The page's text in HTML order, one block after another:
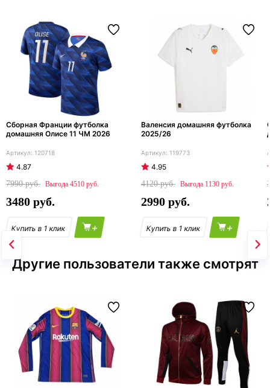
Сборная Франции футболка
домашняя Олисе 11 ЧМ 2026
120718
4.87
7990
4510
3480
+
Валенсия домашняя футболка
2025/26
119773
4.95
4120
1130
2990
+
Другие пользователи также смотрят